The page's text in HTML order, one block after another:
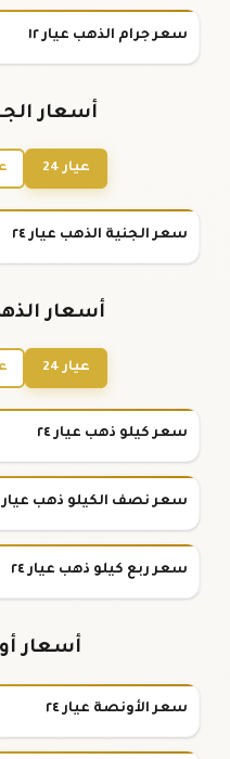
سعر جرام الذهب عيار ١٢
أسعار
عيار 24
سعر الجنية الذهب عيار ٢٤
أسعار
عيار 24
سعر كيلو ذهب عيار ٢٤
سعر نصف الكيلو ذهب عيار ٢٤
سعر ربع كيلو ذهب عيار ٢٤
أسعار
سعر الأونصة عيار ٢٤